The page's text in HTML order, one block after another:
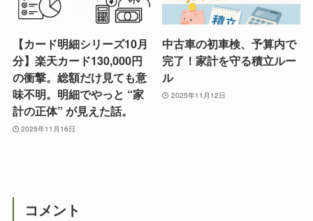
【カード明細シリーズ10月
分】楽天カード130,000円
の衝撃。総額だけ見ても意
味不明。明細でやっと “家
計の正体” が見えた話。
2025年11月16日
中古車の初車検、予算内で
完了！家計を守る積立ルー
ル
2025年11月12日
コメント